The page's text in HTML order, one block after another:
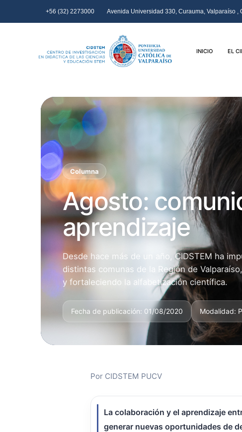
+56 (32) 2273000 Avenida Universidad 330, Curauma, Valparaíso ,
INICIO EL
Columna
Agosto:
aprendizaje
Desde hace más de un año, CIDSTEM ha
distintas comunas de la Región de
y fortaleciendo la alfabetización científica.
Fecha de publicación: 01/08/2020 Modalidad:
Por CIDSTEM PUCV
La colaboración y el aprendizaje
generar nuevas oportunidades de